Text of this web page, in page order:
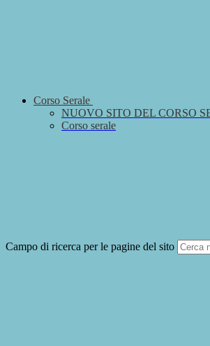
Corso Serale
NUOVO SITO DEL CORSO
Corso serale
Campo di ricerca per le pagine del sito